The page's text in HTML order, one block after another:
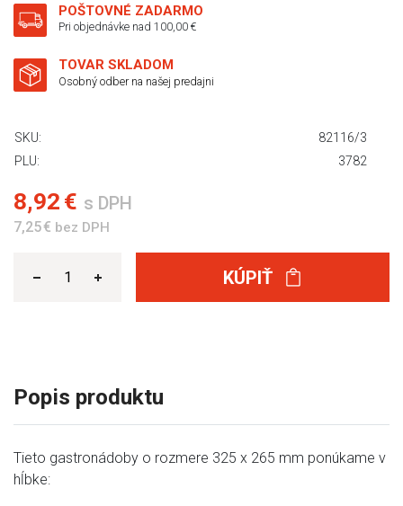
POŠTOVNÉ ZADARMO
Pri objednávke nad 100,00 €
TOVAR SKLADOM
Osobný odber na našej predajni
SKU:
82116/3
PLU:
3782
8,92 € s DPH
7,25 € bez DPH
KÚPIŤ
Popis produktu
Tieto gastronádoby o rozmere 325 x 265 mm ponúkame v
hĺbke: